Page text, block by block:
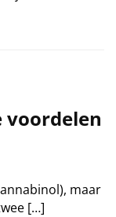
voordelen
maar
[…]